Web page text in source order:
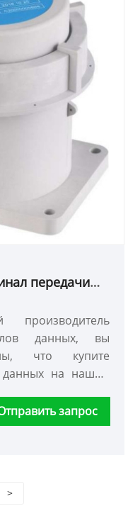
передачи
производитель
данных, вы
что купите
на нашем
и
запрос
>